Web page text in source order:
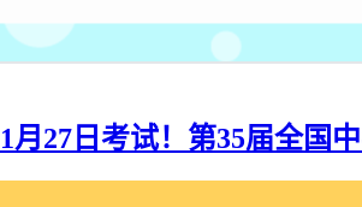
月27日考试！第35届全国